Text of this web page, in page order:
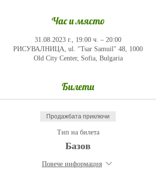
Час и място
31.08.2023 г., 19:00 ч. – 20:00
РИСУВАЛНИЦА, ul. "Tsar Samuil" 48, 1000
Old City Center, Sofia, Bulgaria
Билети
Продажбата приключи
Тип на билета
Базов
Повече информация